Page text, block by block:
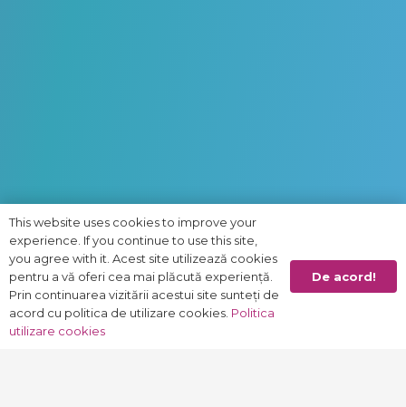
This website uses cookies to improve your
experience. If you continue to use this site,
you agree with it. Acest site utilizează cookies
pentru a vă oferi cea mai plăcută experiență.
Prin continuarea vizitării acestui site sunteți de
acord cu politica de utilizare cookies. Politica
utilizare cookies
De acord!